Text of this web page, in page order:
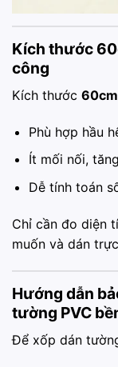
Kích thước
công
Kích thước
Phù hợp hầu
Ít mối nối,
Dễ tính toán
Chỉ cần đo diện
muốn và dán
Hướng dẫn
tường PVC
Để xốp dán